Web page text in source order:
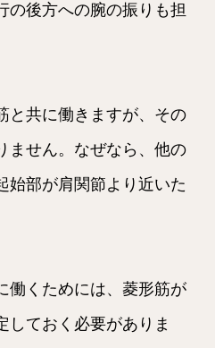
の後方への腕の振りも担
と共に働きますが、その
ません。なぜなら、他の
始部が肩関節より近いた
働くためには、菱形筋が
しておく必要がありま